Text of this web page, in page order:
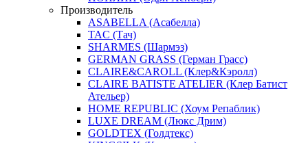
Производитель
ASABELLA (Асабелла)
TAC (Тач)
SHARMES (Шармэз)
GERMAN GRASS (Герман Грасс)
CLAIRE&CAROLL (Клер&Кэролл)
CLAIRE BATISTE ATELIER (Клер Батист
Ательер)
HOME REPUBLIC (Хоум Репаблик)
LUXE DREAM (Люкс Дрим)
GOLDTEX (Голдтекс)